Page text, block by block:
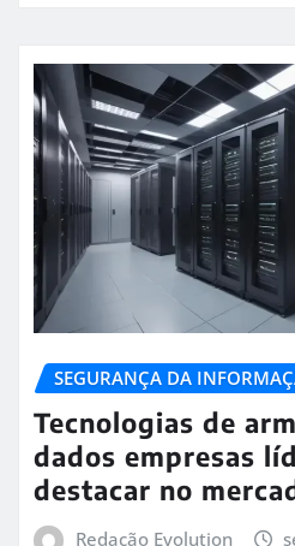
SEGURANÇA DA
Tecnologias de
dados empresas
destacar no
Redação Evolution